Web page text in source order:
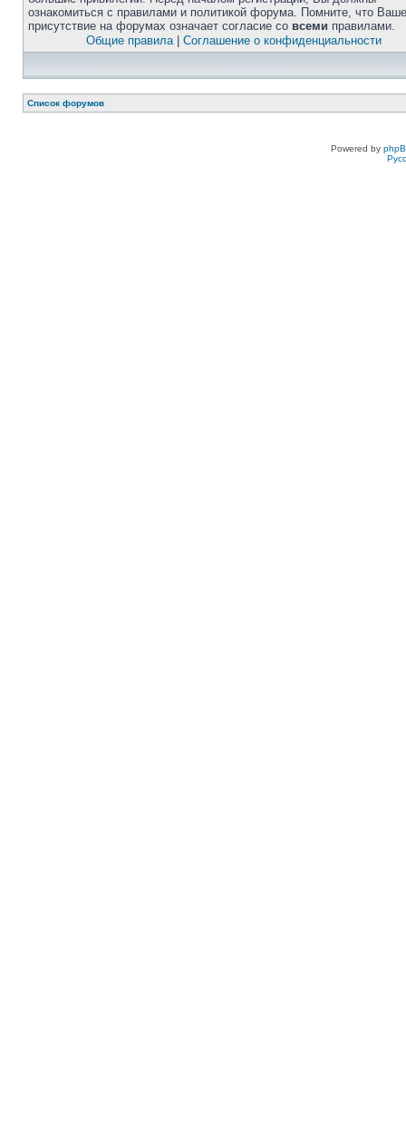
ознакомиться с правилами и политикой форума. Помните, что Ваше
присутствие на форумах означает согласие со всеми правилами.
Общие правила| Соглашение о конфиденциальности
Список форумов
Powered by